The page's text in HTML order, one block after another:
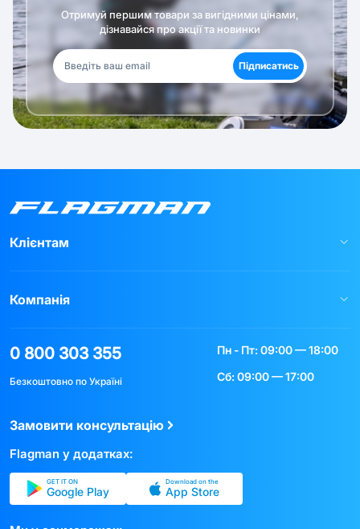
Отримуй першим товари за вигідними цінами,
дізнавайся про акції та новинки
Підписатись
Клієнтам
Компанія
0 800 303 355
Безкоштовно по Україні
Пн - Пт: 09:00 — 18:00
Сб: 09:00 — 17:00
Замовити консультацію
Flagman у додатках:
GET IT ON
Google Play
Download on the
App Store